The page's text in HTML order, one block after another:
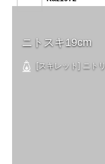
ニトスキ19cm
[スキレット] ニトリ